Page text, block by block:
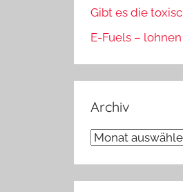
Gibt es die
E-Fuels –
Archiv
Archiv